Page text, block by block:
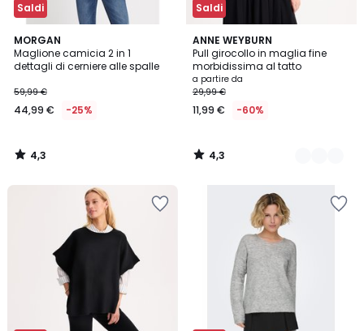
Saldi
MORGAN
Maglione camicia 2 in 1
dettagli di cerniere alle spalle
59,99 €
44,99 € -25%
4,3
/ 5
4,3
/
Saldi
ANNE WEYBURN
Pull girocollo in maglia fine
morbidissima al tatto
a partire da
29,99 €
11,99 € -60%
4,3
/ 5
3
Colori
4,3
/